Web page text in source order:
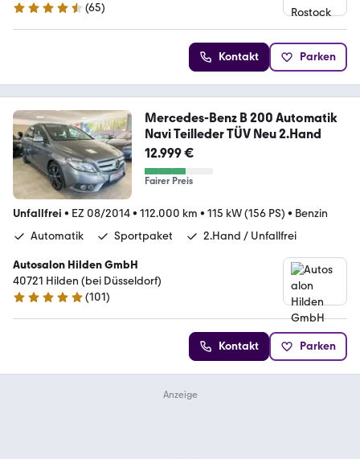
4.6 Sterne (65)
Kontakt Parken
Mercedes-Benz B 200 Automatik
Navi Teilleder TÜV Neu 2.Hand
12.999 €
Fairer Preis
Unfallfrei • EZ 08/2014• 112.000 km • 115 kW (156 PS) • Benzin
Automatik
Sportpaket 2.Hand / Unfallfrei
Autosalon Hilden GmbH
40721 Hilden (bei Düsseldorf)
4.9 Sterne
(101)
Kontakt Parken